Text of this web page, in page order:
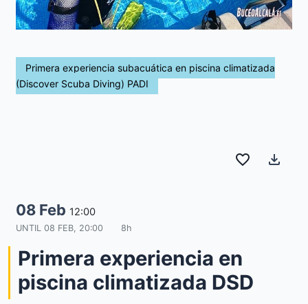
Primera experiencia subacuática en piscina climatizada
(Discover Scuba Diving) PADI
favorite_border file_download
08 Feb 12:00
UNTIL 08 FEB, 20:00 8h
Primera experiencia en
piscina climatizada DSD